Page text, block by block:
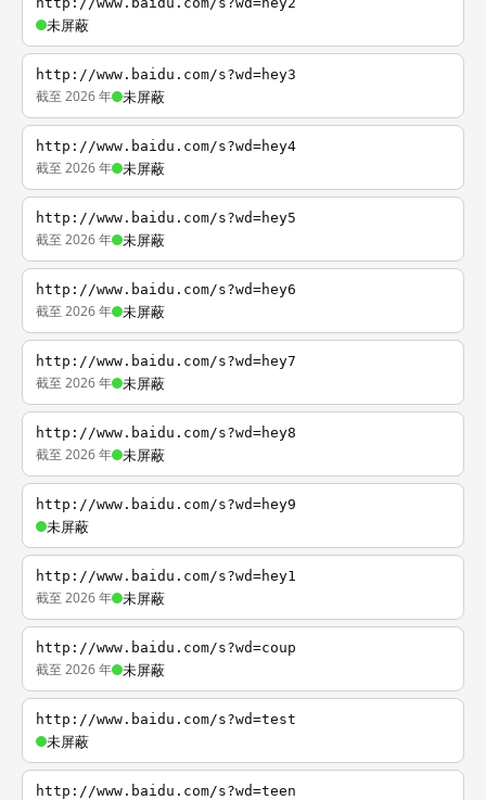
未屏蔽
http://www.baidu.com/s?wd=hey3
截至 2026 年 未屏蔽
http://www.baidu.com/s?wd=hey4
截至 2026 年 未屏蔽
http://www.baidu.com/s?wd=hey5
截至 2026 年 未屏蔽
http://www.baidu.com/s?wd=hey6
截至 2026 年 未屏蔽
http://www.baidu.com/s?wd=hey7
截至 2026 年 未屏蔽
http://www.baidu.com/s?wd=hey8
截至 2026 年 未屏蔽
http://www.baidu.com/s?wd=hey9
未屏蔽
http://www.baidu.com/s?wd=hey1
截至 2026 年 未屏蔽
http://www.baidu.com/s?wd=coup
截至 2026 年 未屏蔽
http://www.baidu.com/s?wd=test
未屏蔽
http://www.baidu.com/s?wd=teen